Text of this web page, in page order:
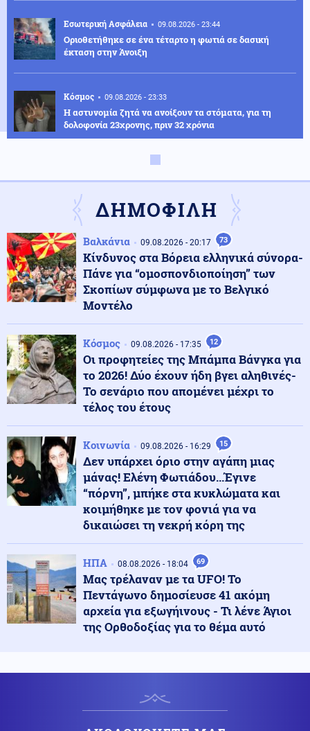
Εσωτερική Ασφάλεια 09.08.2026 - 23:44
Οριοθετήθηκε σε ένα τέταρτο η φωτιά σε δασική
έκταση στην Άνοιξη
Κόσμος 09.08.2026 - 23:33
Η αστυνομία ζητά να ανοίξουν τα στόματα, για τη
δολοφονία 23χρονης, πριν 32 χρόνια
11 νεκροί από επιθέσεις των Χούθι στην Υεμένη
Κοινωνία 09.08.2026 - 23:22
Διαρρήκτες έριξαν οξύ σε κλειδαριές, για να
μπουκάρουν σε διαμερίσματα στο Βύρωνα
Κοινωνία 09.08.2026 - 23:08
Κυκλοφοριακές ρυθμίσεις στη λεωφόρο Σχιστού, λόγω
εκτέλεσης εργασιών
Ένοπλες Συρράξεις 09.08.2026 - 23:05
Νέες επιθέσεις των Χούθι στην πόλη Μόχα
Πολιτική 09.08.2026 - 23:02
«Ανήσυχο και ασυμβίβαστο πνεύμα»
Πολιτική 09.08.2026 - 22:51
ΣΥΡΙΖΑ για Νίκο Καλογερόπουλο: Υπηρέτησε την τέχνη
με έναν απολύτως προσωπικό τρόπο, μακριά από
Οι Τούρκοι ζητούν από τις ΗΠΑ πρόσβαση στο "ψαχνό"
της τεχνολογίας πρόωσης κινητήρων για το μαχητικό
ΔΗΜΟΦΙΛΗ
Βαλκάνια 09.08.2026 - 20:17 73
Κίνδυνος στα Βόρεια ελληνικά σύνορα-
Πάνε για “ομοσπονδιοποίηση” των
Σκοπίων σύμφωνα με το Βελγικό
Μοντέλο
Κόσμος 09.08.2026 - 17:35 12
Οι προφητείες της Μπάμπα Βάνγκα για
το 2026! Δύο έχουν ήδη βγει αληθινές-
Το σενάριο που απομένει μέχρι το
τέλος του έτους
Κοινωνία 09.08.2026 - 16:29 15
Δεν υπάρχει όριο στην αγάπη μιας
μάνας! Ελένη Φωτιάδου...Έγινε
“πόρνη”, μπήκε στα κυκλώματα και
κοιμήθηκε με τον φονιά για να
δικαιώσει τη νεκρή κόρη της
ΗΠΑ 08.08.2026 - 18:04 69
Μας τρέλαναν με τα UFO! Το
Πεντάγωνο δημοσίευσε 41 ακόμη
αρχεία για εξωγήινους - Τι λένε Άγιοι
της Ορθοδοξίας για το θέμα αυτό